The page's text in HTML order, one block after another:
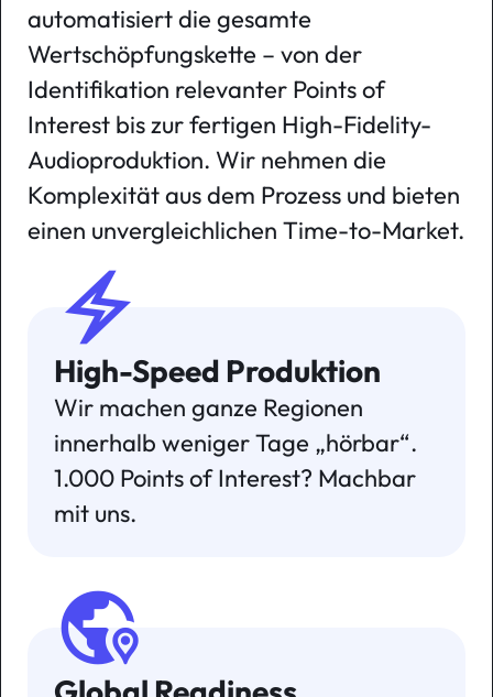
automatisiert die gesamte
Wertschöpfungskette – von der
Identifikation relevanter Points of
Interest bis zur fertigen High-Fidelity-
Audioproduktion. Wir nehmen die
Komplexität aus dem Prozess und bieten
einen unvergleichlichen Time-to-Market.
electric_bolt
High-Speed Produktion
Wir machen ganze Regionen
innerhalb weniger Tage „hörbar“.
1.000 Points of Interest? Machbar
mit uns.
globe_location_pin